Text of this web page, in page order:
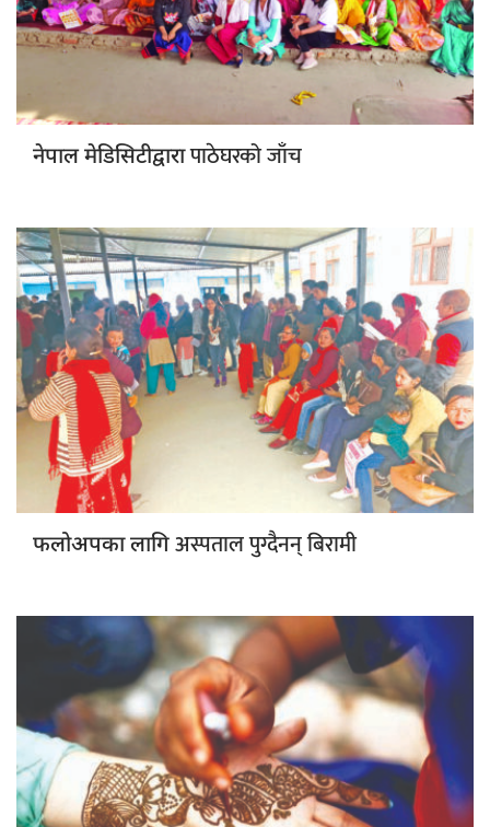
नेपाल मेडिसिटीद्वारापाठेघरको जाँच
फलोअपका लागिअस्पताल पुग्दैनन् बिरामी